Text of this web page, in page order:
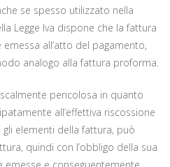
se spesso utilizzato nella
Legge Iva dispone che la fattura
all’atto del pagamento,
analogo alla fattura proforma.
pericolosa in quanto
all’effettiva riscossione
elementi della fattura, può
quindi con l’obbligo della sua